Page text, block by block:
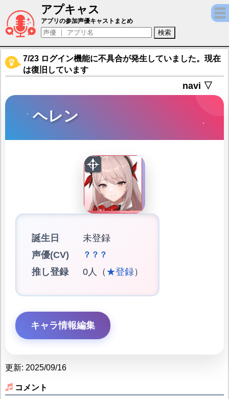
アプキャス
ヘレン（声優：？？？)【スターシード：ア
アプリの参加声優キャストまとめ
7/23 ログイン機能に不具合が発生していました。現在
は復旧しています
navi ▽
ヘレン
誕生日
未登録
声優(CV)
？？？
推し登録 0人（ ★登録）
キャラ情報編集
更新: 2025/09/16
コメント